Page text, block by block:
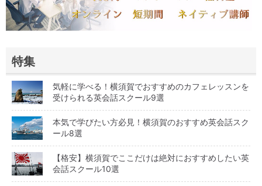
特集
気軽に学べる！横須賀でおすすめのカフェレッスンを
受けられる英会話スクール9選
本気で学びたい方必見！横須賀のおすすめ英会話スク
ール8選
【格安】横須賀でここだけは絶対におすすめしたい英
会話スクール10選